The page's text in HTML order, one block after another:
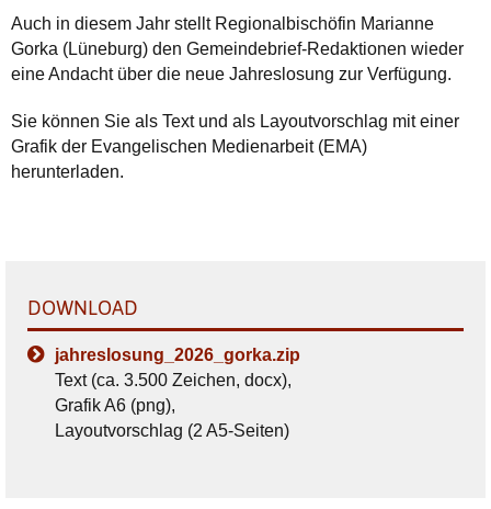
Auch in diesem Jahr stellt Regionalbischöfin Marianne
Gorka (Lüneburg) den Gemeindebrief-Redaktionen wieder
eine Andacht über die neue Jahreslosung zur Verfügung.
Sie können Sie als Text und als Layoutvorschlag mit einer
Grafik der Evangelischen Medienarbeit (EMA)
herunterladen.
DOWNLOAD
jahreslosung_2026_gorka.zip
Text (ca. 3.500 Zeichen, docx),
Grafik A6 (png),
Layoutvorschlag (2 A5-Seiten)